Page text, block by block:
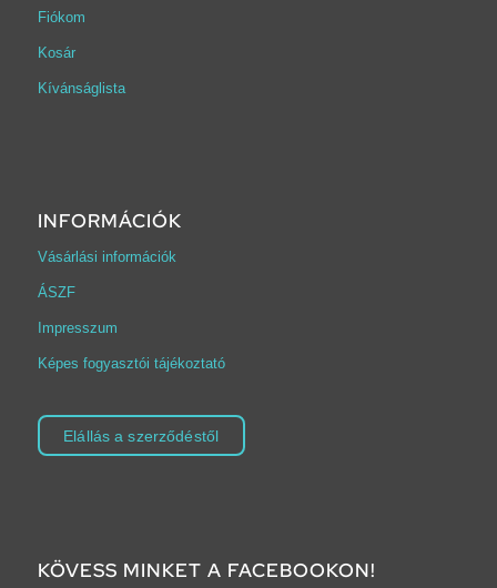
Fiókom
Kosár
Kívánságlista
INFORMÁCIÓK
Vásárlási információk
ÁSZF
Impresszum
Képes fogyasztói tájékoztató
Elállás a szerződéstől
KÖVESS MINKET A FACEBOOKON!